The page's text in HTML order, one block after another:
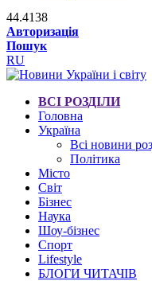
44.4138
Авторизація
Пошук
RU
ВСІ РОЗДІЛИ
Головна
Україна
Всі новини
Політика
Місто
Світ
Бізнес
Наука
Шоу-бізнес
Спорт
Lifestyle
БЛОГИ ЧИТАЧІВ